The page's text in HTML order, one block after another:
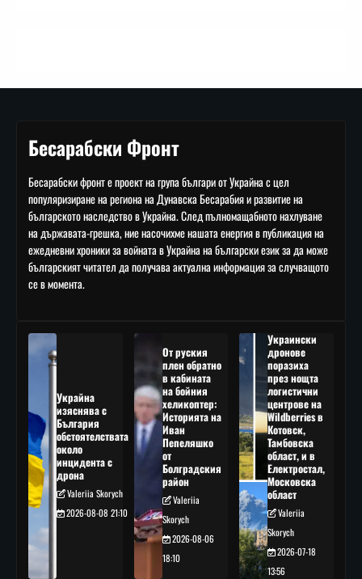
Бесарабски Фронт
Бесарабски фронт е проект на група българи от Украйна с цел
популяризиране на региона на Дунавска Бесарабия и развитие на
българското наследство в Украйна. След пълномащабното нахлуване
на държавата-грешка, ние насочихме нашата енергия в публикация на
ежедневни хроники за войната в Украйна на български език за да може
българският читател да получава актуална информация за случващото
се в момента.
Украйна
изяснява с
България
обстоятелствата
около
инцидента с
дрона
Valeriia Skorych
2026-08-08 21:10
От руския
плен обратно
в кабината
на бойния
хеликоптер:
Историята на
Иван
Пепеляшко
от
Болградския
район
Valeriia
Skorych
2026-08-06
18:10
Украински
дронове
поразиха
през нощта
логистични
центрове на
Wildberries в
Котовск,
Тамбовска
област, и в
Електростал,
Московска
област
Valeriia
Skorych
2026-07-18
13:56